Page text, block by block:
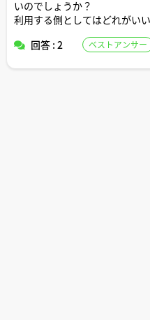
いのでしょうか？
利用する側としてはどれがい
回答 : 2
ベストアンサー